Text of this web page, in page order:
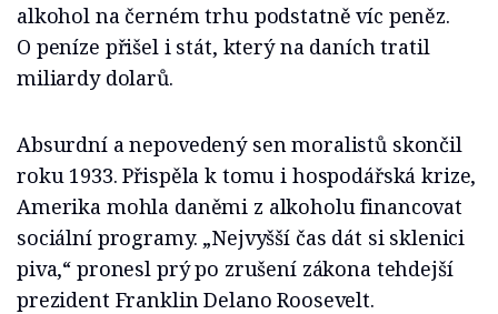
alkohol na černém trhu podstatně víc peněz.
O peníze přišel i stát, který na daních tratil
miliardy dolarů.
Absurdní a nepovedený sen moralistů skončil
roku 1933. Přispěla k tomu i hospodářská krize,
Amerika mohla daněmi z alkoholu financovat
sociální programy. „Nejvyšší čas dát si sklenici
piva,“ pronesl prý po zrušení zákona tehdejší
prezident Franklin Delano Roosevelt.